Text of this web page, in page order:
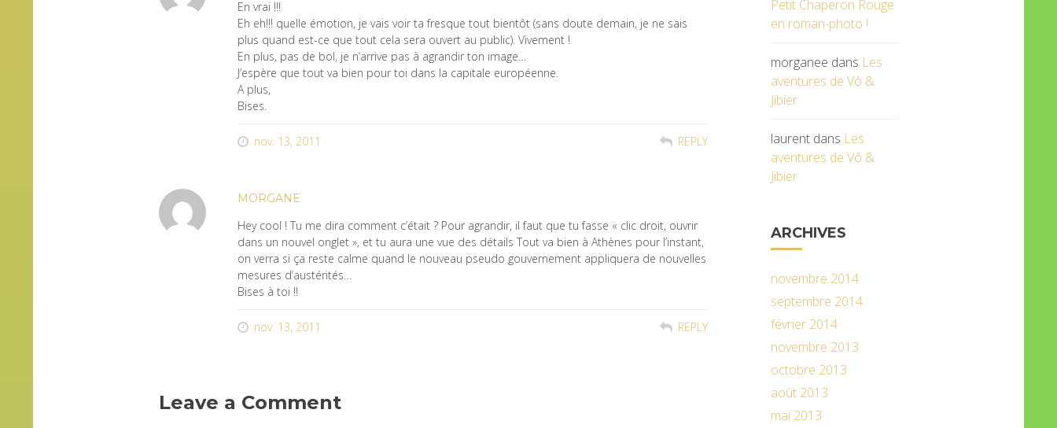
En vrai !!!
Eh eh!!! quelle émotion, je vais voir ta fresque tout bientôt (sans doute demain, je ne sais
plus quand est-ce que tout cela sera ouvert au public). Vivement !
En plus, pas de bol, je n’arrive pas à agrandir ton image…
J’espère que tout va bien pour toi dans la capitale européenne.
A plus,
Bises.
nov. 13, 2011 REPLY
MORGANE
Hey cool ! Tu me dira comment c’était ? Pour agrandir, il faut que tu fasse « clic droit, ouvrir
dans un nouvel onglet », et tu aura une vue des détails Tout va bien à Athènes pour l’instant,
on verra si ça reste calme quand le nouveau pseudo gouvernement appliquera de nouvelles
mesures d’austérités…
Bises à toi !!
nov. 13, 2011 REPLY
Leave a Comment
Petit Chaperon Rouge
en roman-photo !
morganee dans Les
aventures de Vô &
Jibier
laurentdans Les
aventures de Vô &
Jibier
ARCHIVES
novembre 2014
septembre 2014
février 2014
novembre 2013
octobre 2013
août 2013
mai 2013